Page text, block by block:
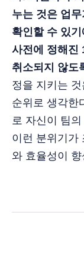
누는 것은 업
확인할 수 있
사전에 정해진
취소되지 않도
정을 지키는
순위로 생각한
로 자신이 팀
이런 분위기가
와 효율성이